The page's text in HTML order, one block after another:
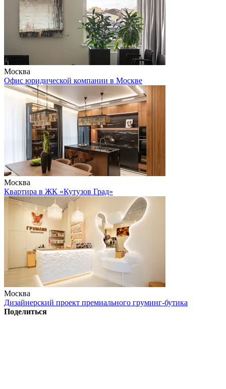
Москва
Офис юридической компании в Москве
Москва
Квартира в ЖК «Кутузов Град»
Москва
Дизайнерский проект премиального груминг-бутика
Поделиться